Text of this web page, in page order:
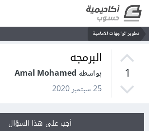
تطوير الواجهات الأمامية
1
البرمجه
بواسطة Amal Mohamed
25 سبتمبر 2020
أجب على هذا السؤال